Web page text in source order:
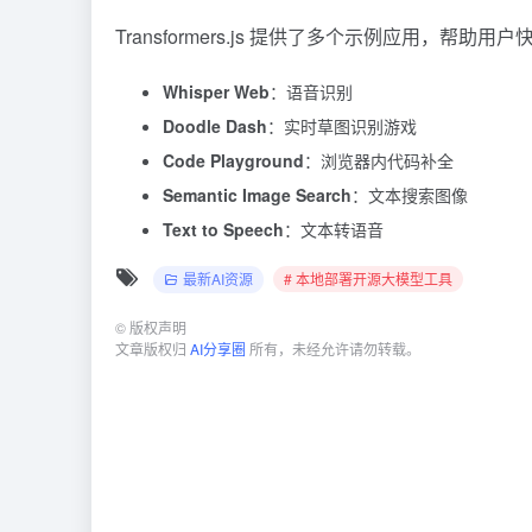
Transformers.js 提供了多个示例应用，帮助用户快
Whisper Web：语音识别
Doodle Dash：实时草图识别游戏
Code Playground：浏览器内代码补全
Semantic Image Search：文本搜索图像
Text to Speech：文本转语音
最新AI资源 # 本地部署开源大模型工具
© 版权声明
文章版权归 AI分享圈 所有，未经允许请勿转载。